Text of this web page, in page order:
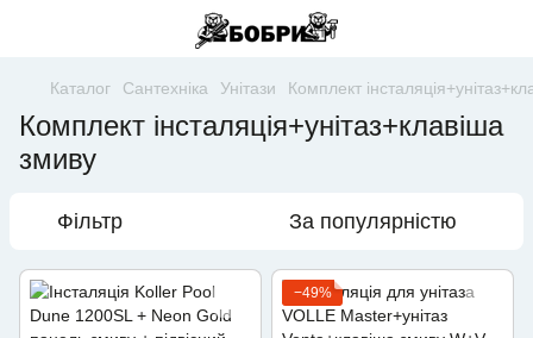
Каталог Сантехніка Унітази Комплект
Комплект інсталяція+унітаз+клавіша
змиву
Фільтр За популярністю
−49%